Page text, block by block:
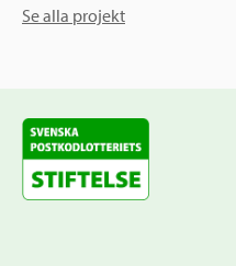
Se alla projekt